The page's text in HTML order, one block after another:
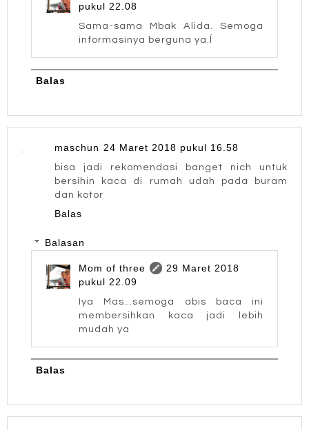
pukul 22.08
Sama-sama Mbak Alida. Semoga
informasinya berguna ya.ĺ
Balas
maschun 24 Maret 2018 pukul 16.58
bisa jadi rekomendasi banget nich untuk
bersihin kaca di rumah udah pada buram
dan kotor
Balas
Balasan
Mom of three
29 Maret 2018
pukul 22.09
Iya Mas...semoga abis baca ini
membersihkan kaca jadi lebih
mudah ya
Balas